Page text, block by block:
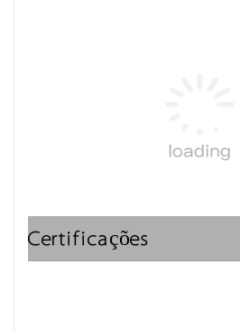
Certificações